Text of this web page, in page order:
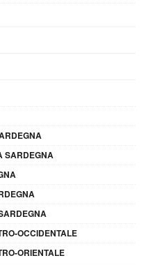
SARDEGNA
OCCIDENTALE
ORIENTALE